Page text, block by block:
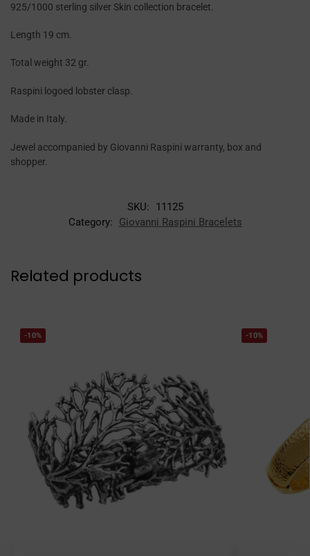
925/1000 sterling silver Skin collection bracelet.
Length 19 cm.
Total weight 32 gr.
Raspini logoed lobster clasp.
Made in Italy.
Jewel accompanied by Giovanni Raspini warranty, box and
shopper.
SKU:
11125
Category:
Giovanni Raspini Bracelets
Related products
-10% -10%